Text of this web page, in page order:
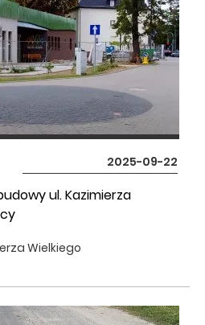
2025-09-22
ul. Kazimierza
Wielkiego